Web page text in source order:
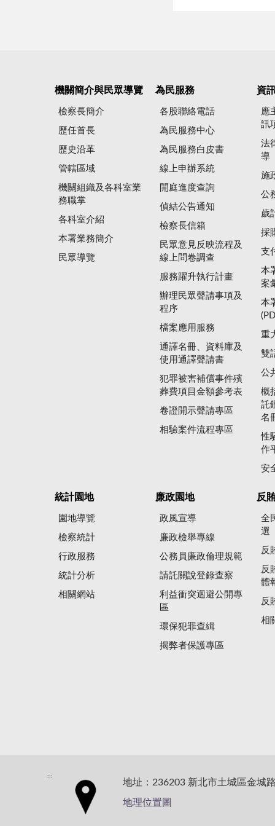
機關簡介與民眾導覽
檢察長簡介
歷任首長
歷史沿革
管轄區域
機關組織及各科室業
務職掌
各科室介紹
本署業務簡介
民眾導覽
為民服務
各股聯絡電話
為民服務中心
為民服務白皮書
線上申辦系統
開庭進度查詢
偵結公告通知
檢察長信箱
民眾意見反映流程及
線上問卷調查
服務躍升執行計畫
辦理民眾聲請事項及
程序
檔案應用服務
通譯名冊、資料庫及
使用通譯聲請書
犯罪被害補償事件殯
葬費項目金額參考表
卷證開示聲請專區
相驗案件流程專區
資
應
訊
法
導
施
公
歲
採
支
本
案
本
重
雙
公
概
託
名
性
作
安
統計園地
園地導覽
檢察統計
行政服務
統計分析
相關網站
廉政園地
政風宣導
廉政檢舉專線
公務員廉政倫理規範
請託關說登錄查察
利益衝突迴避公開專
區
環保犯罪查緝
揭弊者保護專區
反
全
選
反
反
體
反
相
:::
地址：236203 新北市土城區金城
地理位置圖